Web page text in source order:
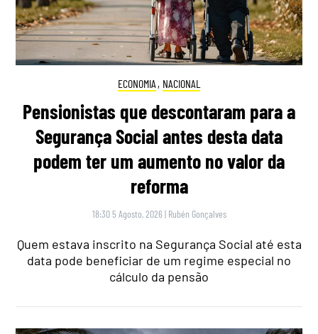
ECONOMIA , NACIONAL
Pensionistas que descontaram para a
Segurança Social antes desta data
podem ter um aumento no valor da
reforma
18:30 5 Agosto, 2026 | Rubén Gonçalves
Quem estava inscrito na Segurança Social até esta
data pode beneficiar de um regime especial no
cálculo da pensão